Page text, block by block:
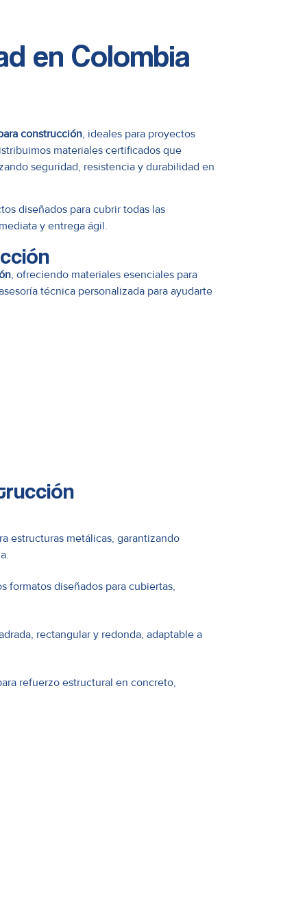
en Colombia
construcción, ideales para proyectos
materiales certificados que
seguridad, resistencia y durabilidad en
diseñados para cubrir todas las
y entrega ágil.
, ofreciendo materiales esenciales para
técnica personalizada para ayudarte
estructuras metálicas, garantizando
formatos diseñados para cubiertas,
rectangular y redonda, adaptable a
refuerzo estructural en concreto,